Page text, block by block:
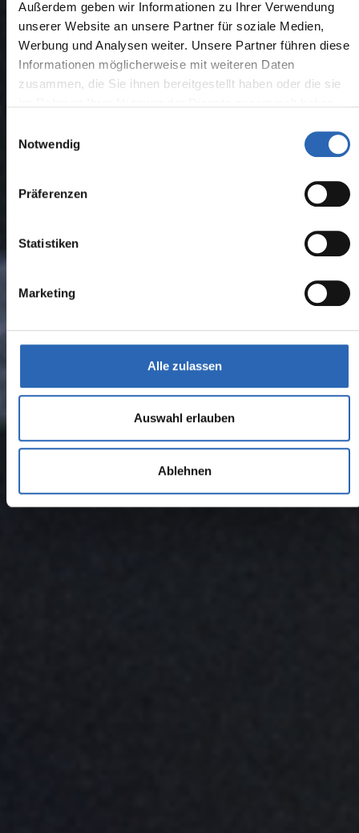
Außerdem geben wir Informationen zu Ihrer Verwendung
unserer Website an unsere Partner für soziale Medien,
Werbung und Analysen weiter. Unsere Partner führen diese
Informationen möglicherweise mit weiteren Daten
zusammen, die Sie ihnen bereitgestellt haben oder die sie
Notwendig
Präferenzen
Statistiken
Marketing
Alle zulassen
Auswahl erlauben
Ablehnen